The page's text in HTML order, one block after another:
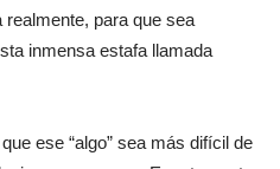
para que sea
inmensa estafa llamada
ese “algo” sea más difícil de